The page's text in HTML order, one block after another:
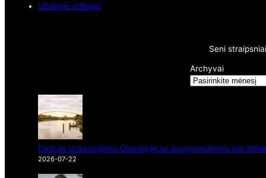
Užsienio atlikėjai
Seni straipsniai
Archyvai
Darbas izoliuotojams Olandijoje su apgyvendinimu per
2026-07-22